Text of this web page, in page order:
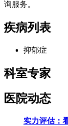
询服务。
疾病列表
抑郁症
科室专家
医院动态
实力评估：